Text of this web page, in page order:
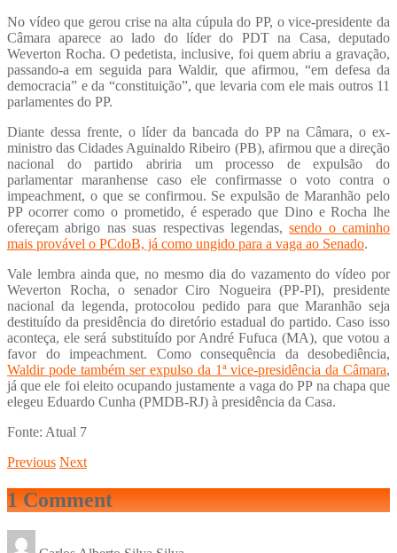
No vídeo que gerou crise na alta cúpula do PP, o vice-presidente da
Câmara aparece ao lado do líder do PDT na Casa, deputado
Weverton Rocha. O pedetista, inclusive, foi quem abriu a gravação,
passando-a em seguida para Waldir, que afirmou, “em defesa da
democracia” e da “constituição”, que levaria com ele mais outros 11
parlamentes do PP.
Diante dessa frente, o líder da bancada do PP na Câmara, o ex-
ministro das Cidades Aguinaldo Ribeiro (PB), afirmou que a direção
nacional do partido abriria um processo de expulsão do
parlamentar maranhense caso ele confirmasse o voto contra o
impeachment, o que se confirmou. Se expulsão de Maranhão pelo
PP ocorrer como o prometido, é esperado que Dino e Rocha lhe
ofereçam abrigo nas suas respectivas legendas,sendo o caminho
mais provável o PCdoB, já como ungido para a vaga ao Senado.
Vale lembra ainda que, no mesmo dia do vazamento do vídeo por
Weverton Rocha, o senador Ciro Nogueira (PP-PI), presidente
nacional da legenda, protocolou pedido para que Maranhão seja
destituído da presidência do diretório estadual do partido. Caso isso
aconteça, ele será substituído por André Fufuca (MA), que votou a
favor do impeachment. Como consequência da desobediência,
Waldir pode também ser expulso da 1ª vice-presidência da Câmara,
já que ele foi eleito ocupando justamente a vaga do PP na chapa que
elegeu Eduardo Cunha (PMDB-RJ) à presidência da Casa.
Fonte: Atual 7
Previous Next
1 Comment